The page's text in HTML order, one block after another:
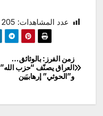
عدد المشاهدات: 205
تصفّح
المقالات
زمن الفرز: بالوثائق…
العراق يصنّف “حزب الله”
و”الحوثي” إرهابيَين